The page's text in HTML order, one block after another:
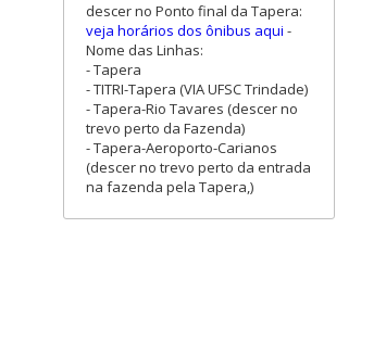
descer no Ponto final da Tapera:
veja horários dos ônibus aqui -
Nome das Linhas:
- Tapera
- TITRI-Tapera (VIA UFSC Trindade)
- Tapera-Rio Tavares (descer no
trevo perto da Fazenda)
- Tapera-Aeroporto-Carianos
(descer no trevo perto da entrada
na fazenda pela Tapera,)